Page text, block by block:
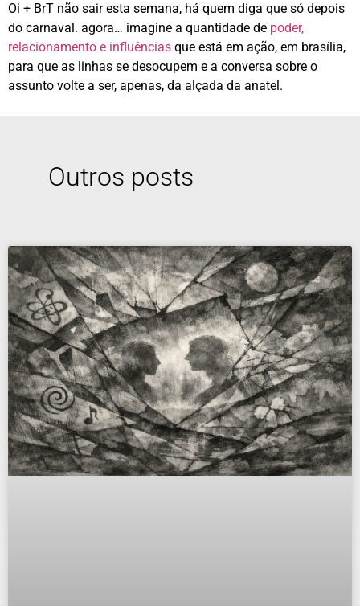
Oi + BrT não sair esta semana, há quem diga que só depois
do carnaval. agora… imagine a quantidade de poder,
relacionamento e influências que está em ação, em brasília,
para que as linhas se desocupem e a conversa sobre o
assunto volte a ser, apenas, da alçada da anatel.
Outros posts